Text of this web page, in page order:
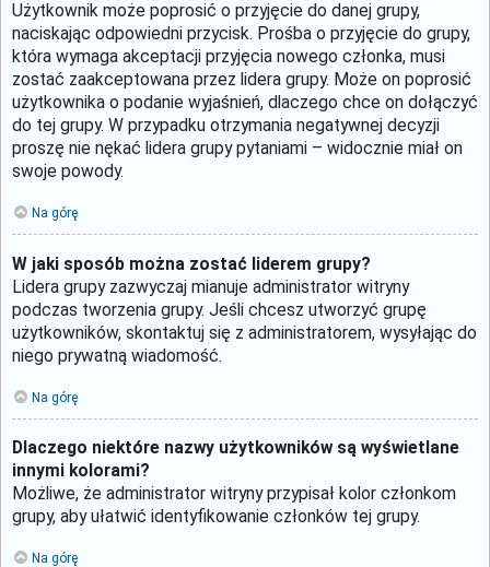
Użytkownik może poprosić o przyjęcie do danej grupy,
naciskając odpowiedni przycisk. Prośba o przyjęcie do grupy,
która wymaga akceptacji przyjęcia nowego członka, musi
zostać zaakceptowana przez lidera grupy. Może on poprosić
użytkownika o podanie wyjaśnień, dlaczego chce on dołączyć
do tej grupy. W przypadku otrzymania negatywnej decyzji
proszę nie nękać lidera grupy pytaniami – widocznie miał on
swoje powody.
Na górę
W jaki sposób można zostać liderem grupy?
Lidera grupy zazwyczaj mianuje administrator witryny
podczas tworzenia grupy. Jeśli chcesz utworzyć grupę
użytkowników, skontaktuj się z administratorem, wysyłając do
niego prywatną wiadomość.
Na górę
Dlaczego niektóre nazwy użytkowników są wyświetlane
innymi kolorami?
Możliwe, że administrator witryny przypisał kolor członkom
grupy, aby ułatwić identyfikowanie członków tej grupy.
Na górę